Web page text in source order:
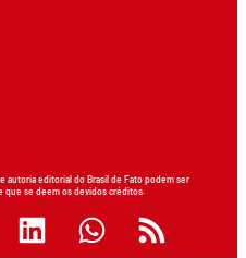
autoria editorial do Brasil de Fato podem ser
que se deem os devidos créditos.